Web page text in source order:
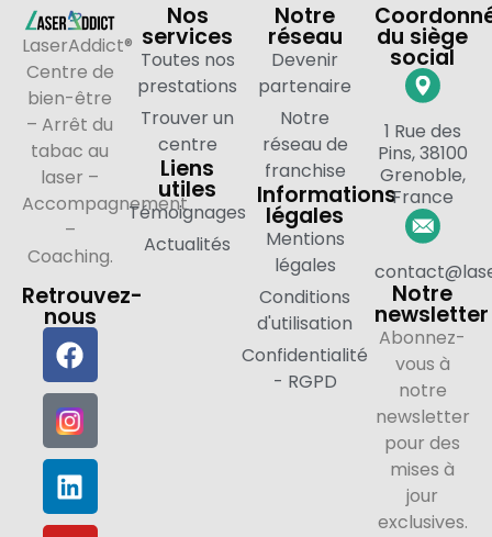
LaserAddict®
Centre de
bien-être
– Arrêt du
tabac au
laser –
Accompagnement
–
Coaching.
Retrouvez-
nous
Nos
services
Toutes nos
prestations
Trouver un
centre
Liens
utiles
Témoignages
Actualités
Notre
réseau
Devenir
partenaire
Notre
réseau de
franchise
Informations
légales
Mentions
légales
Conditions
d'utilisation
Confidentialité
- RGPD
du siège
social
1 Rue des
Pins, 38100
Grenoble,
France
Notre
newsletter
Abonnez-
vous à
notre
newsletter
pour des
mises à
jour
exclusives.